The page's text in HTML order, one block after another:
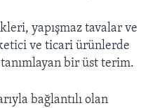
yapışmaz tavalar ve
ve ticari ürünlerde
bir üst terim.
bağlantılı olan